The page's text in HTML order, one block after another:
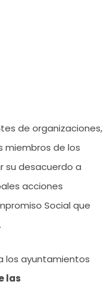
de organizaciones,
miembros de los
su desacuerdo a
acciones
Social que
los ayuntamientos
las